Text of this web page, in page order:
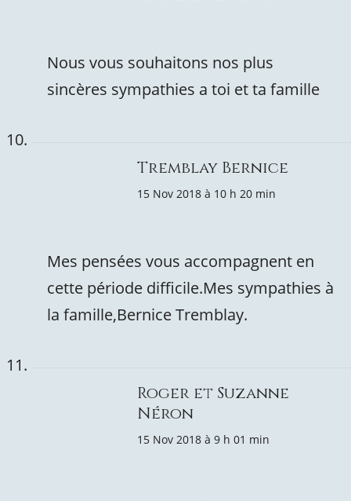
Nous vous souhaitons nos plus
sincères sympathies a toi et ta famille
Tremblay Bernice
15 Nov 2018 à 10 h 20 min
Mes pensées vous accompagnent en
cette période difficile.Mes sympathies à
la famille,Bernice Tremblay.
Roger et Suzanne
Néron
15 Nov 2018 à 9 h 01 min